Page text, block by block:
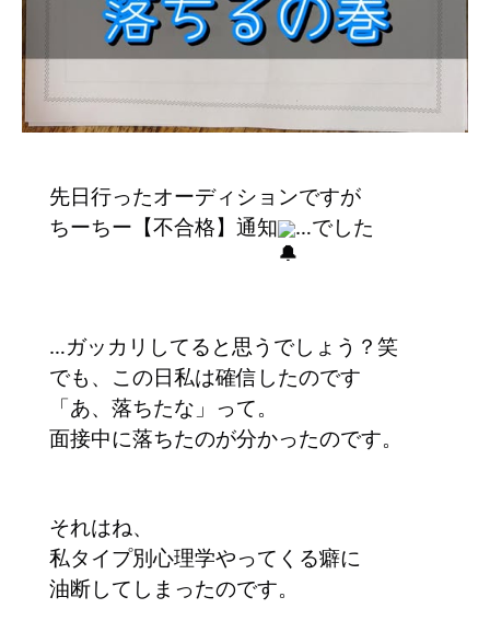
先日行ったオーディションですが
ちーちー【不合格】通知
…でした
…ガッカリしてると思うでしょう？笑
でも、この日私は確信したのです
「あ、落ちたな」って。
面接中に落ちたのが分かったのです。
それはね、
私タイプ別心理学やってくる癖に
油断してしまったのです。